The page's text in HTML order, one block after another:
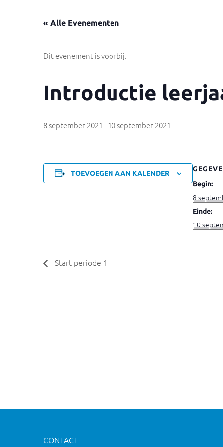
« Alle Evenementen
Dit evenement is voorbij.
Introductie
8 september 2021 -10 september 2021
TOEVOEGEN AAN KALENDER
Begin:
8
Einde:
10
Start periode 1
CONTACT